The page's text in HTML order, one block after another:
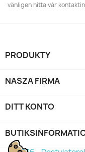
vänligen hitta vår
PRODUKTY
NASZA FIRMA
DITT KONTO